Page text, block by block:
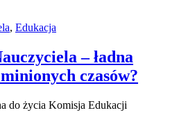
, Edukacja
– ładna
czasów?
do życia Komisja Edukacji